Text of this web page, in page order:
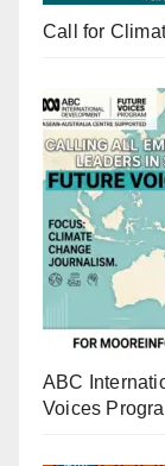
Call for
ABC
Voices